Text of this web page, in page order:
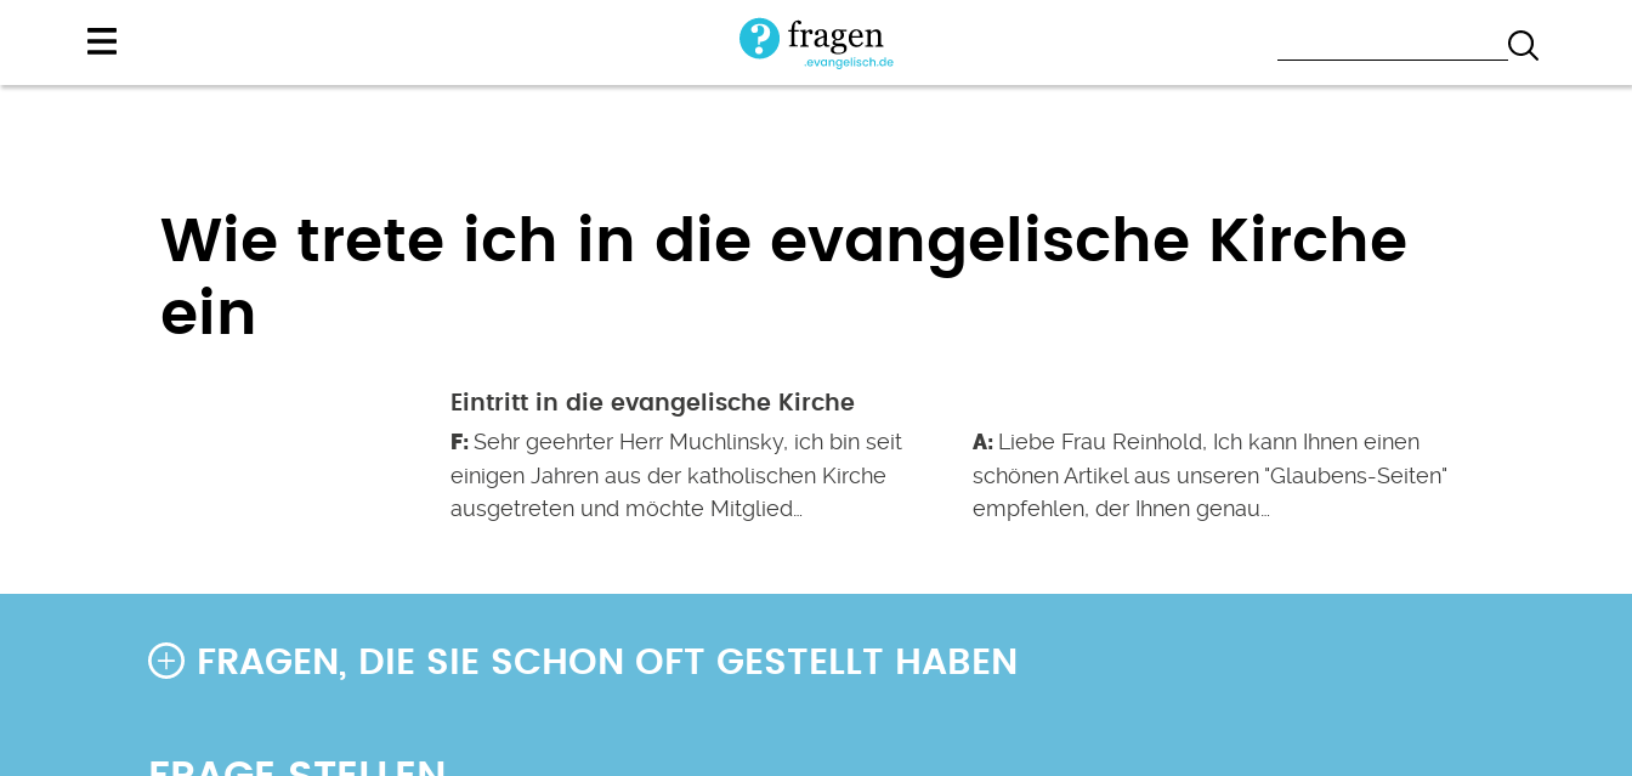
Wie trete ich in die evangelische Kirche
ein
Eintritt in die evangelische Kirche
Sehr geehrter Herr Muchlinsky, ich bin seit
einigen Jahren aus der katholischen Kirche
ausgetreten und möchte Mitglied…
Liebe Frau Reinhold, Ich kann Ihnen einen
schönen Artikel aus unseren "Glaubens-Seiten"
empfehlen, der Ihnen genau…
FRAGEN, DIE SIE SCHON OFT GESTELLT HABEN